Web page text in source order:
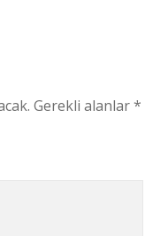
Gerekli alanlar*